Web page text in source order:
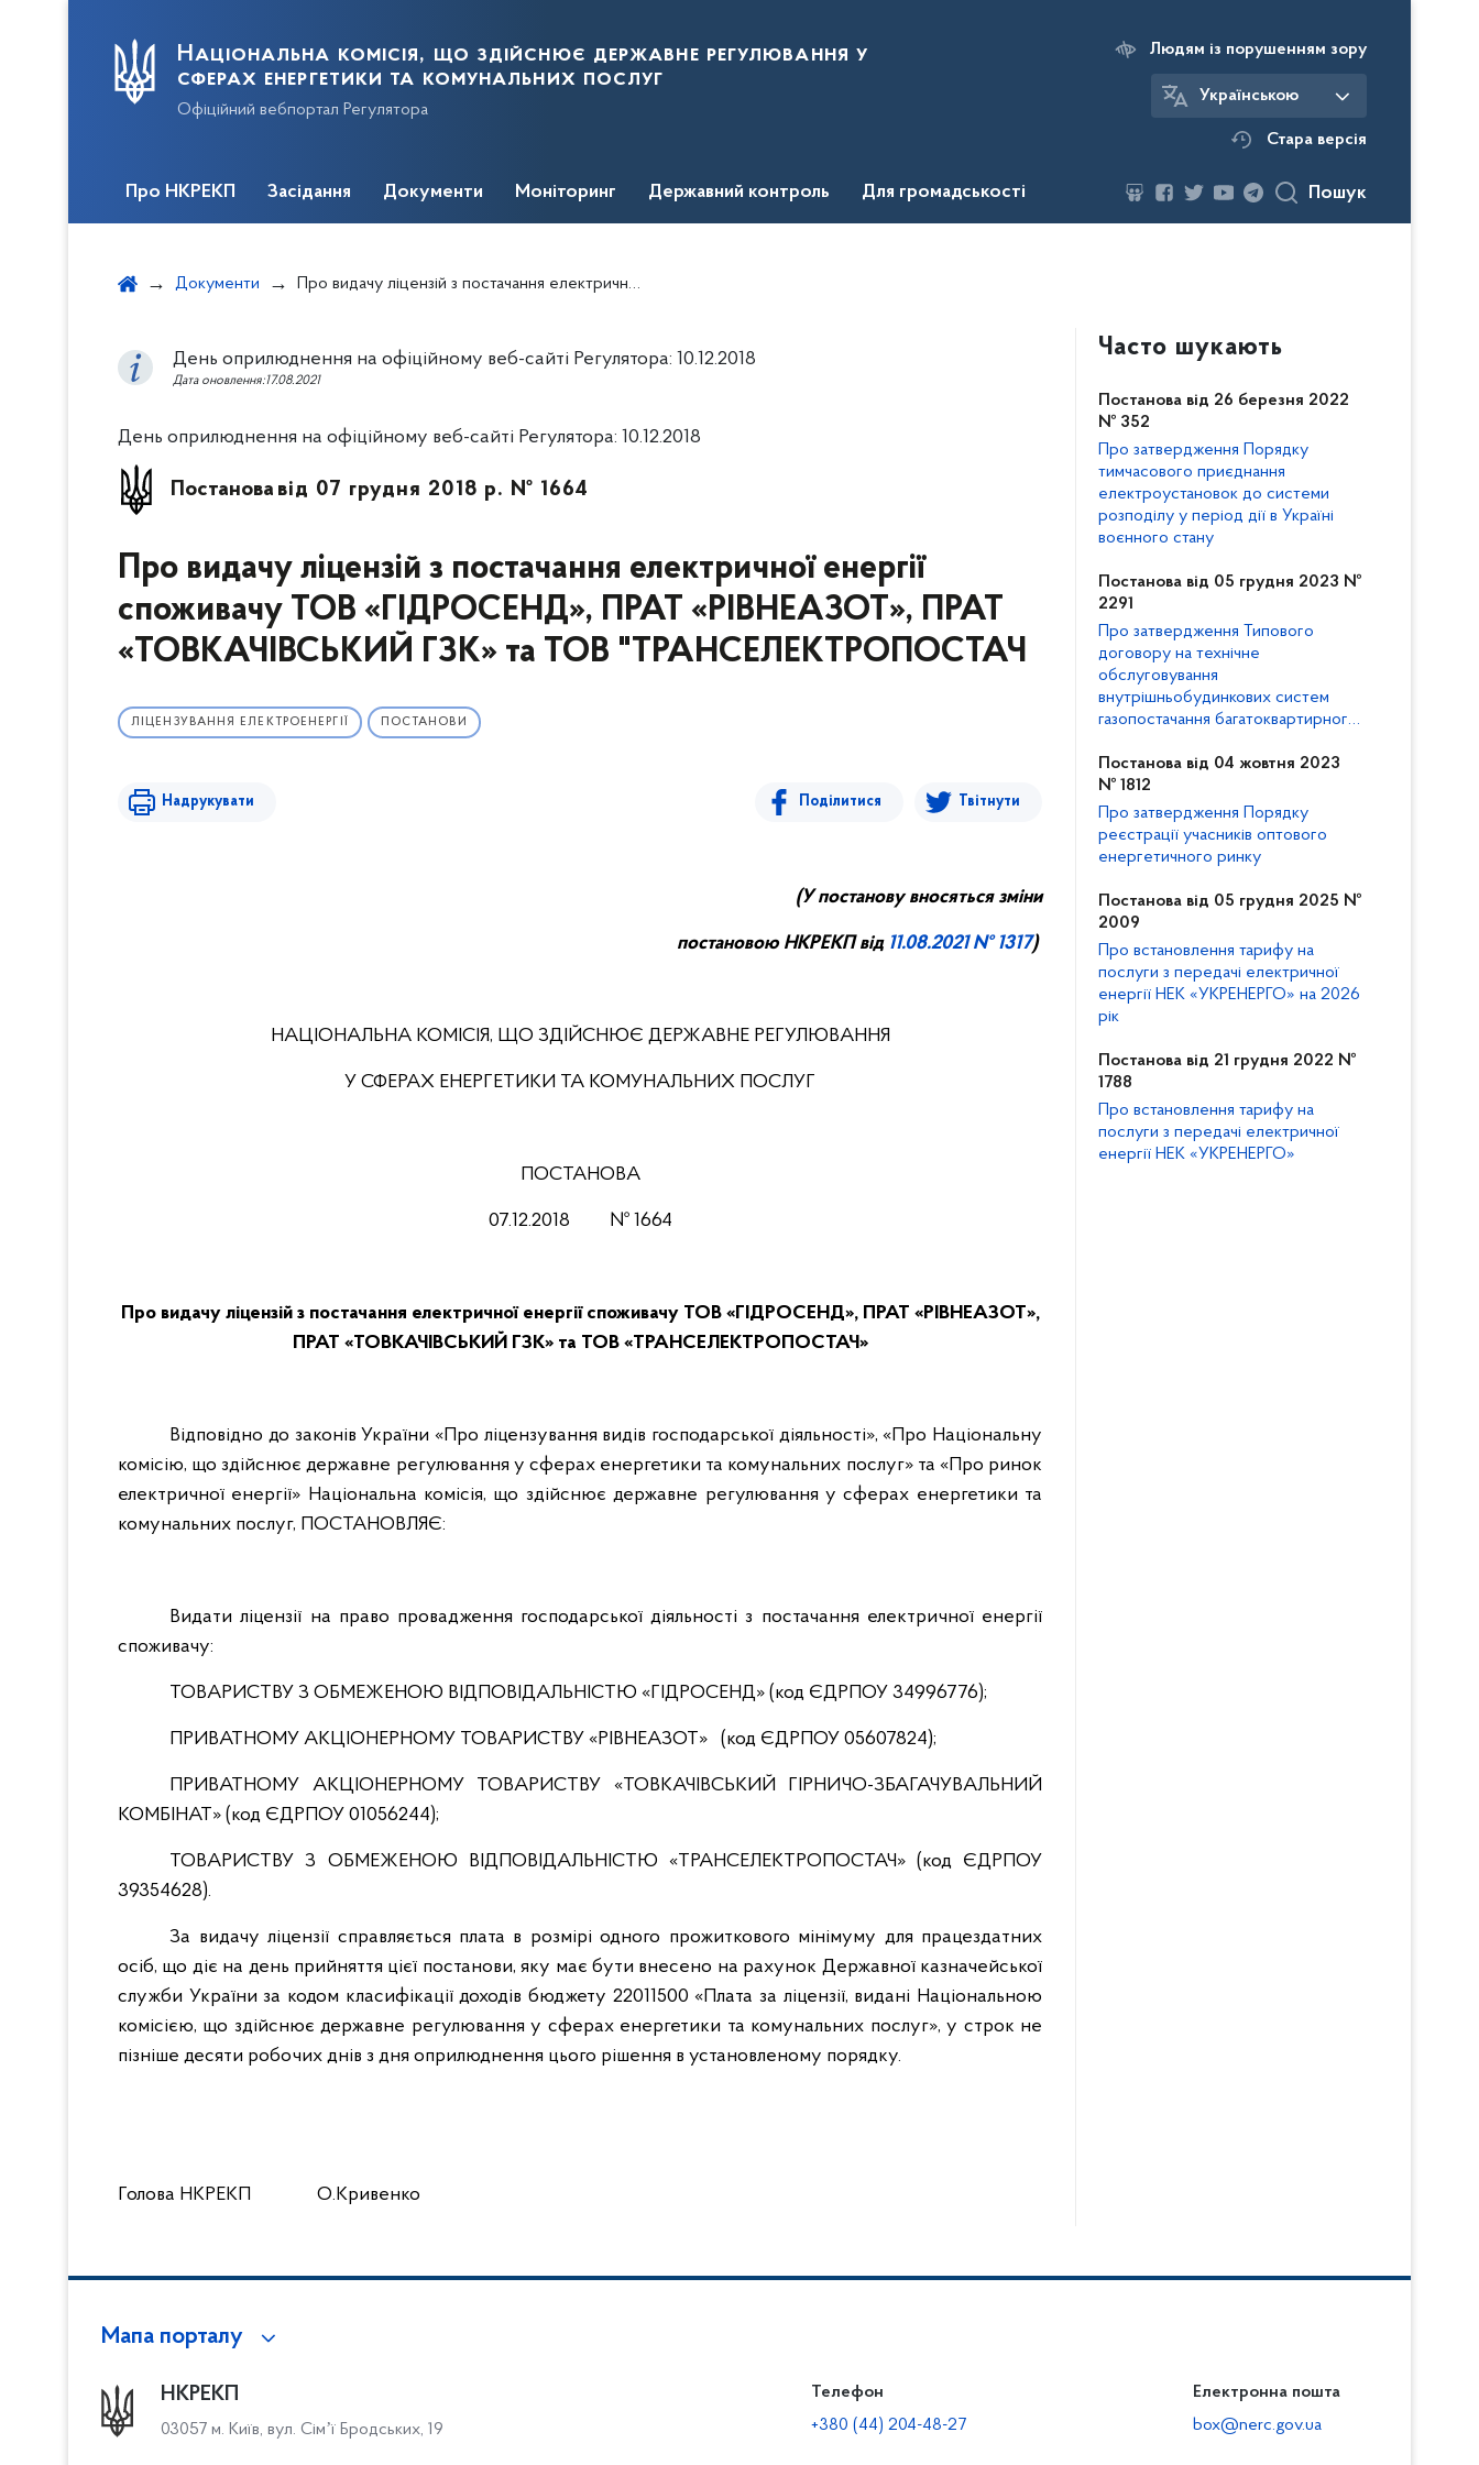
Національна комісія, що здійснює державне регулювання у
сферах енергетики та комунальних послуг
Офіційний вебпортал Регулятора
Людям із порушенням зору
Українською
Стара версія
Про НКРЕКП Засідання Документи Моніторинг Державний контроль Для громадськості Пошук
Документи Про видачу ліцензій з постачання електричної енергії споживачу ТОВ «ГІДРОСЕНД», ПРАТ «РІВНЕАЗОТ», ПРАТ «ТОВКАЧІВСЬКИЙ ГЗК» та ТОВ "ТРАНСЕЛЕКТРОПОСТАЧ
День оприлюднення на офіційному веб-сайті Регулятора: 10.12.2018
Дата оновлення:17.08.2021
День оприлюднення на офіційному веб-сайті Регулятора: 10.12.2018
Постанова від 07 грудня 2018 р. № 1664
Про видачу ліцензій з постачання електричної енергії
споживачу ТОВ «ГІДРОСЕНД», ПРАТ «РІВНЕАЗОТ», ПРАТ
«ТОВКАЧІВСЬКИЙ ГЗК» та ТОВ "ТРАНСЕЛЕКТРОПОСТАЧ
ЛІЦЕНЗУВАННЯ ЕЛЕКТРОЕНЕРГІЇ ПОСТАНОВИ
Надрукувати Поділитися Твітнути
(У постанову вносяться зміни
постановою НКРЕКП від 11.08.2021№ 1317)
НАЦІОНАЛЬНА КОМІСІЯ, ЩО ЗДІЙСНЮЄ ДЕРЖАВНЕ РЕГУЛЮВАННЯ
У СФЕРАХ ЕНЕРГЕТИКИ ТА КОМУНАЛЬНИХ ПОСЛУГ
ПОСТАНОВА
07.12.2018 № 1664
Про видачу ліцензій з постачання електричної енергії споживачу ТОВ «ГІДРОСЕНД», ПРАТ «РІВНЕАЗОТ»,
ПРАТ «ТОВКАЧІВСЬКИЙ ГЗК» та ТОВ «ТРАНСЕЛЕКТРОПОСТАЧ»
Відповідно до законів України «Про ліцензування видів господарської діяльності», «Про Національну
комісію, що здійснює державне регулювання у сферах енергетики та комунальних послуг» та «Про ринок
електричної енергії» Національна комісія, що здійснює державне регулювання у сферах енергетики та
комунальних послуг, ПОСТАНОВЛЯЄ:
Видати ліцензії на право провадження господарської діяльності з постачання електричної енергії
споживачу:
ТОВАРИСТВУ З ОБМЕЖЕНОЮ ВІДПОВІДАЛЬНІСТЮ «ГІДРОСЕНД» (код ЄДРПОУ 34996776);
ПРИВАТНОМУ АКЦІОНЕРНОМУ ТОВАРИСТВУ «РІВНЕАЗОТ» (код ЄДРПОУ 05607824);
ПРИВАТНОМУ АКЦІОНЕРНОМУ ТОВАРИСТВУ «ТОВКАЧІВСЬКИЙ ГІРНИЧО-ЗБАГАЧУВАЛЬНИЙ
КОМБІНАТ» (код ЄДРПОУ 01056244);
ТОВАРИСТВУ З ОБМЕЖЕНОЮ ВІДПОВІДАЛЬНІСТЮ «ТРАНСЕЛЕКТРОПОСТАЧ» (код ЄДРПОУ
39354628).
За видачу ліцензії справляється плата в розмірі одного прожиткового мінімуму для працездатних
осіб, що діє на день прийняття цієї постанови, яку має бути внесено на рахунок Державної казначейської
служби України за кодом класифікації доходів бюджету 22011500 «Плата за ліцензії, видані Національною
комісією, що здійснює державне регулювання у сферах енергетики та комунальних послуг», у строк не
пізніше десяти робочих днів з дня оприлюднення цього рішення в установленому порядку.
Голова НКРЕКП О.Кривенко
Часто шукають
Постанова від 26 березня 2022
№ 352
Про затвердження Порядку
тимчасового приєднання
електроустановок до системи
розподілу у період дії в Україні
воєнного стану
Постанова від 05 грудня 2023 №
2291
Про затвердження Типового
договору на технічне
обслуговування
внутрішньобудинкових систем
газопостачання багатоквартирного
Кодексу газорозподільних систем
Постанова від 04 жовтня 2023
№ 1812
Про затвердження Порядку
реєстрації учасників оптового
енергетичного ринку
Постанова від 05 грудня 2025 №
2009
Про встановлення тарифу на
послуги з передачі електричної
енергії НЕК «УКРЕНЕРГО» на 2026
рік
Постанова від 21 грудня 2022 №
1788
Про встановлення тарифу на
послуги з передачі електричної
енергії НЕК «УКРЕНЕРГО»
Мапа порталу
НКРЕКП
03057 м. Київ, вул. Сімʼї Бродських, 19
Телефон
+380 (44) 204-48-27
Електронна пошта
box@nerc.gov.ua